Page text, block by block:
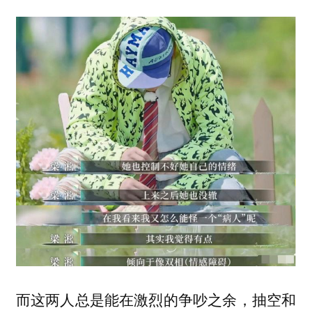
而这两人总是能在激烈的争吵之余，抽空和